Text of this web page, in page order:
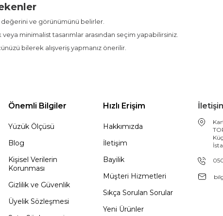
değerini ve görünümünü belirler.
minimalist tasarımlar arasından seçim yapabilirsiniz.
bilerek alışveriş yapmanız önerilir.
Önemli Bilgiler
Yüzük Ölçüsü
Blog
Kişisel Verilerin
Korunması
Gizlilik ve Güvenlik
Üyelik Sözleşmesi
Hızlı Erişim
Hakkımızda
İletişim
Bayilik
Müşteri Hizmetleri
Sıkça Sorulan Sorular
Yeni Ürünler